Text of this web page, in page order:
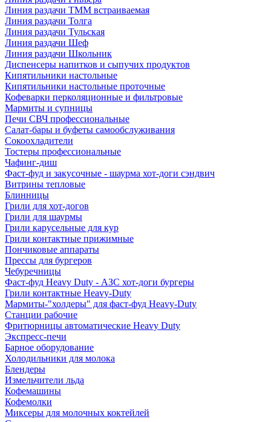
Линия раздачи ТММ встраиваемая
Линия раздачи Толга
Линия раздачи Тульская
Линия раздачи Шеф
Линия раздачи Школьник
Диспенсеры напитков и сыпучих продуктов
Кипятильники настольные
Кипятильники настольные проточные
Кофеварки перколяционные и фильтровые
Мармиты и супницы
Печи СВЧ профессиональные
Салат-бары и буфеты самообслуживания
Сокоохладители
Тостеры профессиональные
Чафинг-диш
Фаст-фуд и закусочные - шаурма хот-доги сэндвич
Витрины тепловые
Блинницы
Грили для хот-догов
Грили для шаурмы
Грили карусельные для кур
Грили контактные прижимные
Пончиковые аппараты
Прессы для бургеров
Чебуречницы
Фаст-фуд Heavy Duty - АЗС хот-доги бургеры
Грили контактные Heavy-Duty
Мармиты-"холдеры" для фаст-фуд Heavy-Duty
Станции рабочие
Фритюрницы автоматические Heavy Duty
Экспресс-печи
Барное оборудование
Холодильники для молока
Блендеры
Измельчители льда
Кофемашины
Кофемолки
Миксеры для молочных коктейлей